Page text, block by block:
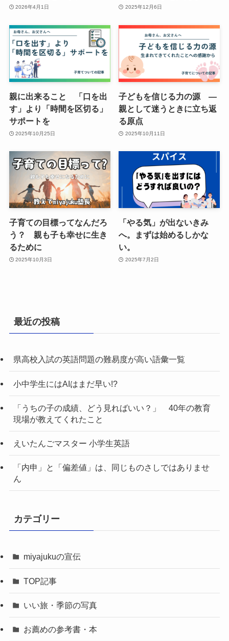
2026年4月1日 2025年12月6日
親に出来ること 「口を出
す」より「時間を区切る」
サポートを
2025年10月25日
子どもを信じる力の源 ―
親として迷うときに立ち返
る原点
2025年10月11日
子育ての目標ってなんだろ
う？ 親も子も幸せに生き
るために
2025年10月3日
「やる気」が出ないきみ
へ。まずは始めるしかな
い。
2025年7月2日
最近の投稿
県高校入試の英語問題の難易度が高い語彙一覧
小中学生にはAIはまだ早い!?
「うちの子の成績、どう見ればいい？」 40年の教育
現場が教えてくれたこと
えいたんごマスター 小学生英語
「内申」と「偏差値」は、同じものさしではありませ
ん
カテゴリー
miyajukuの宣伝
TOP記事
いい旅・季節の写真
お薦めの参考書・本